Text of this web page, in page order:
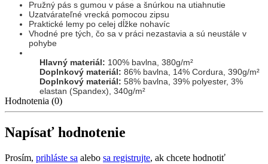
Pružný pás s gumou v páse a šnúrkou na utiahnutie
Uzatvárateľné vrecká pomocou zipsu
Praktické lemy po celej dĺžke nohavíc
Vhodné pre tých, čo sa v práci nezastavia a sú neustále v
pohybe
Hlavný materiál: 100% bavlna, 380g/m²
Doplnkový materiál: 86% bavlna, 14% Cordura, 390g/m²
Doplnkový materiál: 58% bavlna, 39% polyester, 3%
elastan (Spandex), 340g/m²
Hodnotenia (0)
Napísať hodnotenie
Prosím, prihláste sa alebo sa registrujte, ak chcete hodnotiť